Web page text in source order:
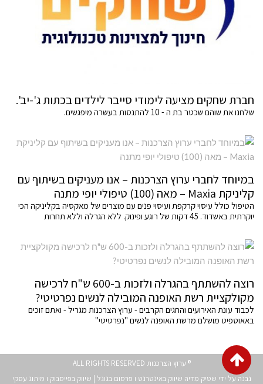
חברת שחקים מציעה לימודי סייבר לילדים בכתות ג'-יב'.
שלחנו את שוהם שכטר בת ה - 10 להתנסות בעשרה מיפגשים.
במיוחד לחברי ערוץ הצרכנות – אנו מעניקים בשיתוף עם
קליניקת Maxia – מאה (100) טיפולי יופי מתנה
הטיפול כולל עיסוי קרקפת ועיסוי פנים עם מוצרים של מאקסיה בקליניקה הכי
יוקרתית באשדוד. 45 דקות של רוגע ופינוק. ללא הגרלה וללא תחרות
רוצה להשתתף בהגרלה ולזכות ב-600 ש"ח לרכישה
מקולקציית רשת האופנה המובילה לנשים נפרטיטי?
לכבוד עונת האירועים והחגים הקרבים - ערוץ הצרכנות מגריל - ואתם זוכים
באאוטפיט מושלם מרשת האופנה לנשים "נפרטיטי"
® ערוץ הצרכנות ALL RIGHTS RESERVED
נבנה על ידי שטיק מדיה שיווק באינטרנט ו פרסום בגוגל | שיווק בפייסבוק ו מיתוג עסקי
גלילה
לראש